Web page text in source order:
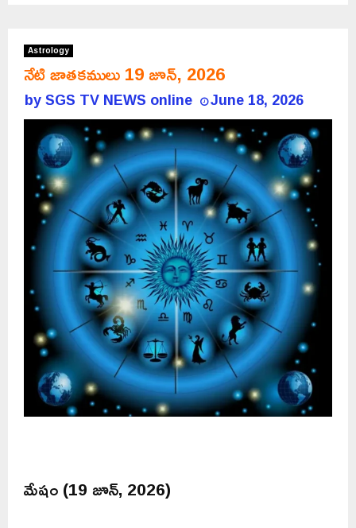
Astrology
నేటి జాతకములు 19 జూన్, 2026
bySGS TV NEWS online June 18, 2026
మేషం (19 జూన్, 2026)